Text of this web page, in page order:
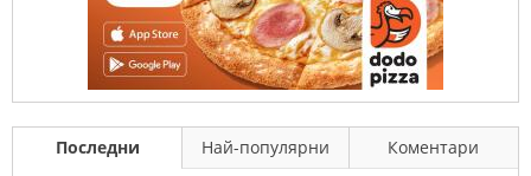
Последни Най-популярни
Коментари